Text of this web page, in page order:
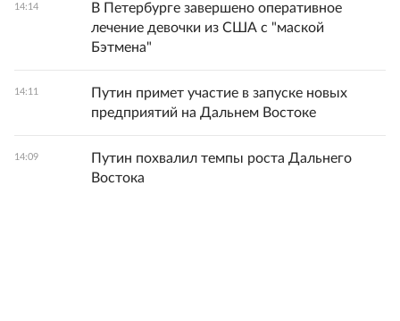
14:14
В Петербурге завершено оперативное
лечение девочки из США с "маской
Бэтмена"
14:11
Путин примет участие в запуске новых
предприятий на Дальнем Востоке
14:09
Путин похвалил темпы роста Дальнего
Востока